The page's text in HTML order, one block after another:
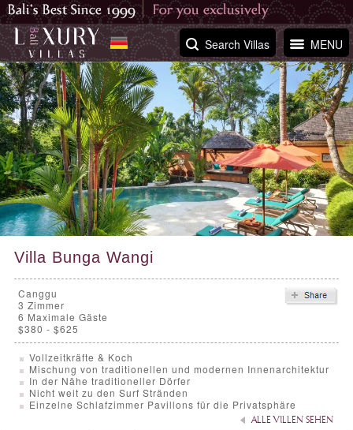
MENU
Search Villas
Villa Bunga Wangi
Canggu
3 Zimmer
6 Maximale Gäste
$380 - $625
Vollzeitkräfte & Koch
Mischung von traditionellen und modernen Innenarchitektur
In der Nähe traditioneller Dörfer
Nicht weit zu den Surf Stränden
Einzelne Schlafzimmer Pavillons für die Privatsphäre
ALLE VILLEN SEHEN